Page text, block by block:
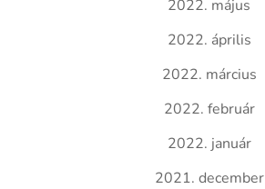
2022. május
2022. április
2022. március
2022. február
2022. január
2021. december